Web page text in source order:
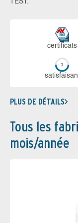
TEST.
certi­ficats
PLUS DE DÉTAILS
Tous les
mois/année